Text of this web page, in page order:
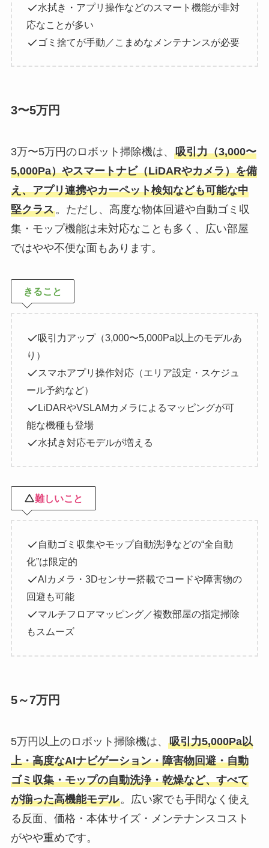
水拭き・アプリ操作などのスマート機能が非対
応なことが多い
ゴミ捨てが手動／こまめなメンテナンスが必要
3〜5万円
3万〜5万円のロボット掃除機は、 吸引力（3,000〜
5,000Pa）やスマートナビ（LiDARやカメラ）を備
え、アプリ連携やカーペット検知なども可能な中
堅クラス。ただし、高度な物体回避や自動ゴミ収
集・モップ機能は未対応なことも多く、広い部屋
ではやや不便な面もあります。
きること
吸引力アップ（3,000〜5,000Pa以上のモデルあ
り）
スマホアプリ操作対応（エリア設定・スケジュ
ール予約など）
LiDARやVSLAMカメラによるマッピングが可
能な機種も登場
水拭き対応モデルが増える
難しいこと
自動ゴミ収集やモップ自動洗浄などの“全自動
化”は限定的
AIカメラ・3Dセンサー搭載でコードや障害物の
回避も可能
マルチフロアマッピング／複数部屋の指定掃除
もスムーズ
5～7万円
5万円以上のロボット掃除機は、 吸引力5,000Pa以
上・高度なAIナビゲーション・障害物回避・自動
ゴミ収集・モップの自動洗浄・乾燥など、すべて
が揃った高機能モデル。広い家でも手間なく使え
る反面、価格・本体サイズ・メンテナンスコスト
がやや重めです。